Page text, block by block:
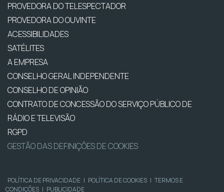
PROVEDORA DO TELESPECTADOR
PROVEDORA DO OUVINTE
ACESSIBILIDADES
SATÉLITES
A EMPRESA
CONSELHO GERAL INDEPENDENTE
CONSELHO DE OPINIÃO
CONTRATO DE CONCESSÃO DO SERVIÇO PÚBLICO DE
RÁDIO E TELEVISÃO
RGPD
GESTÃO DAS DEFINIÇÕES DE COOKIES
POLÍTICA DE PRIVACIDADE | POLÍTICA DE COOKIES | TERMOS E
CONDIÇÕES | PUBLICIDADE